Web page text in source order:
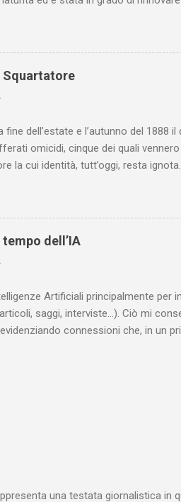
Squartatore
fine dell’estate e l’autunno del
omicidi, cinque dei quali
la cui identità, tutt’oggi, resta
(e, in alcuni capitoli, soprattutto)
le lotte intestine al Ministero
sociale dell'Inghilterra vittoriana
che non aveva alcun
a sapere quali fossero le reali
dell’IA
Artificiali principalmente
saggi, interviste…). Ciò mi
connessioni che, in un
(già NotebookLM) e lo riempio con
una testata giornalistica in